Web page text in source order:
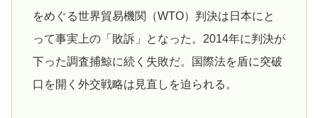
をめぐる世界貿易機関（WTO）判決は日本にと
って事実上の「敗訴」となった。2014年に判決が
下った調査捕鯨に続く失敗だ。国際法を盾に突破
口を開く外交戦略は見直しを迫られる。